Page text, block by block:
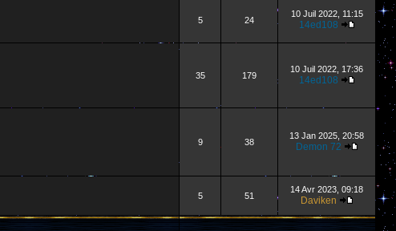
5 24
10 Juil 2022, 11:15
14ed108
35 179
10 Juil 2022, 17:36
14ed108
9 38
13 Jan 2025, 20:58
Demon 72
5 51
14 Avr 2023, 09:18
Daviken